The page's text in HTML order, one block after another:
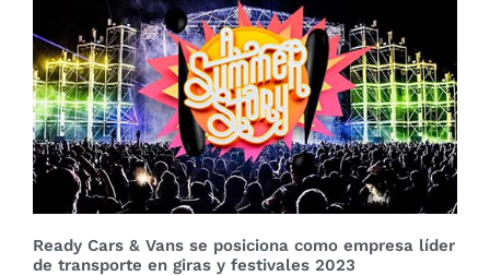
Ready Cars & Vans se posiciona como empresa líder
de transporte en giras y festivales 2023